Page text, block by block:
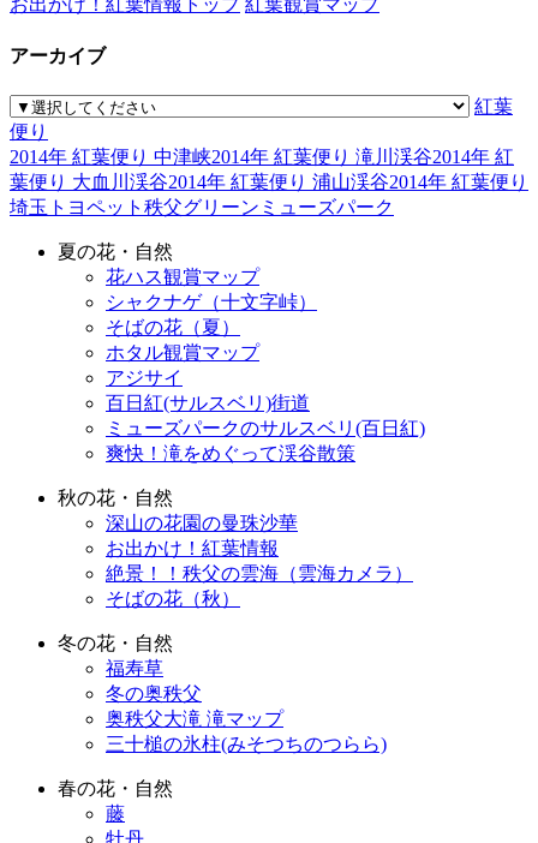
お出かけ！紅葉情報トップ 紅葉観賞マップ
アーカイブ
紅葉
便り
2014年 紅葉便り 中津峡2014年 紅葉便り 滝川渓谷2014年 紅
葉便り 大血川渓谷2014年 紅葉便り 浦山渓谷2014年 紅葉便り
埼玉トヨペット秩父グリーンミューズパーク
夏の花・自然
花ハス観賞マップ
シャクナゲ（十文字峠）
そばの花（夏）
ホタル観賞マップ
アジサイ
百日紅(サルスベリ)街道
ミューズパークのサルスベリ(百日紅)
爽快！滝をめぐって渓谷散策
秋の花・自然
深山の花園の曼珠沙華
お出かけ！紅葉情報
絶景！！秩父の雲海（雲海カメラ）
そばの花（秋）
冬の花・自然
福寿草
冬の奥秩父
奥秩父大滝 滝マップ
三十槌の氷柱(みそつちのつらら)
春の花・自然
藤
牡丹